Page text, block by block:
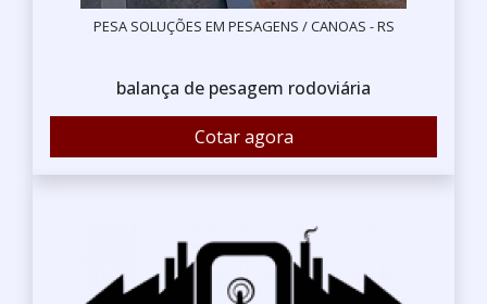
PESA SOLUÇÕES EM PESAGENS / CANOAS - RS
balança de pesagem rodoviária
Cotar agora